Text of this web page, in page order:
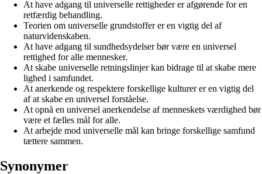
At have adgang til universelle rettigheder er afgørende for en
retfærdig behandling.
Teorien om universelle grundstoffer er en vigtig del af
naturvidenskaben.
At have adgang til sundhedsydelser bør være en universel
rettighed for alle mennesker.
At skabe universelle retningslinjer kan bidrage til at skabe mere
lighed i samfundet.
At anerkende og respektere forskellige kulturer er en vigtig del
af at skabe en universel forståelse.
At opnå en universel anerkendelse af menneskets værdighed bør
være et fælles mål for alle.
At arbejde mod universelle mål kan bringe forskellige samfund
tættere sammen.
Synonymer